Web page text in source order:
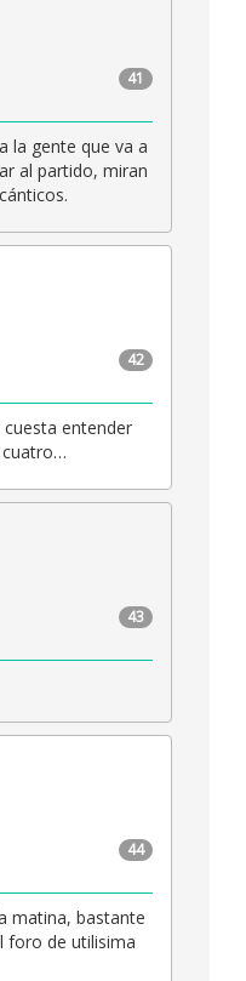
41
la gente que va a
al partido, miran
42
entender
cuatro…
43
44
matina, bastante
foro de utilisima